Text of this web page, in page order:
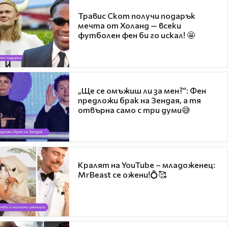
Травис Скот получи подарък
мечта от Холанд — всеки
футболен фен би го искал! 🤩
„Ще се омъжиш ли за мен?“: Фен
предложи брак на Зендая, а тя
отвърна само с три думи😅
Кралят на YouTube – младоженец:
MrBeast се ожени!💍🥰